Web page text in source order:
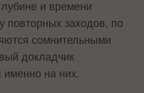
и времени
повторных заходов, по
сомнительными
докладчик
именно на них.